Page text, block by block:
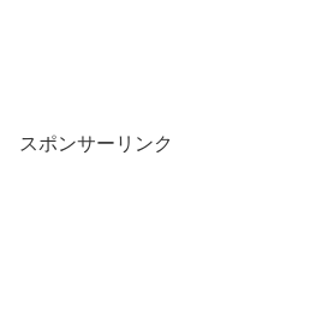
スポンサーリンク